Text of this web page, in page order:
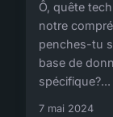
Ô, quête
notre
penches-tu
base de
spécifique?...
7 mai 2024